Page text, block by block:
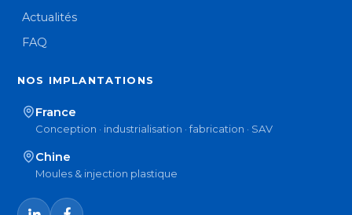
Actualités
FAQ
NOS IMPLANTATIONS
France
Conception · industrialisation · fabrication · SAV
Chine
Moules & injection plastique